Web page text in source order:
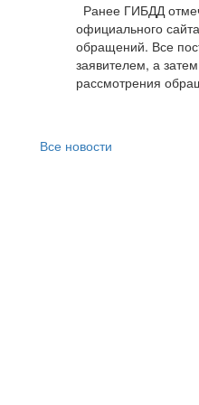
Ранее ГИБДД
официального
обращений. Все
заявителем, а
рассмотрения
Все новости